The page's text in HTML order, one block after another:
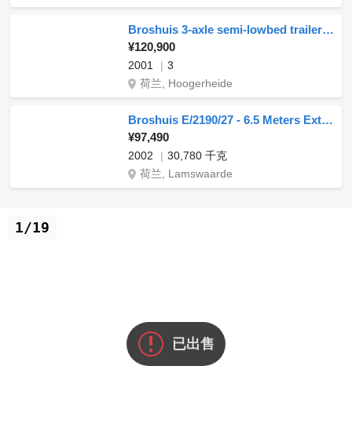
Broshuis 3-axle semi-lowbed trailer 45 t / extendable
¥120,900
2001
3
荷兰, Hoogerheide
Broshuis E/2190/27 - 6.5 Meters Extendable Broshuis E2190/27 Low Loader –
¥97,490
2002
30,780 千克
荷兰, Lamswaarde
已出售
1/19